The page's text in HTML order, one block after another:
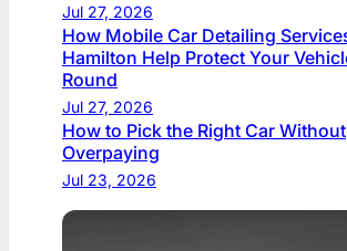
Jul 27, 2026
How Mobile Car Detailing
Hamilton Help Protect Your
Round
Jul 27, 2026
How to Pick the Right Car Without
Overpaying
Jul 23, 2026